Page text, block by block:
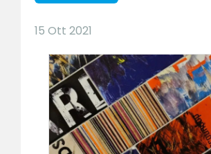
15 Ott 2021